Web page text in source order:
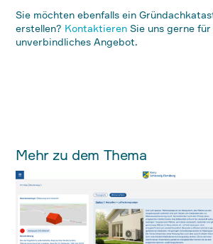
Sie möchten ebenfalls ein
erstellen? Kontaktieren Sie uns gerne für
unverbindliches Angebot.
Mehr zu dem Thema